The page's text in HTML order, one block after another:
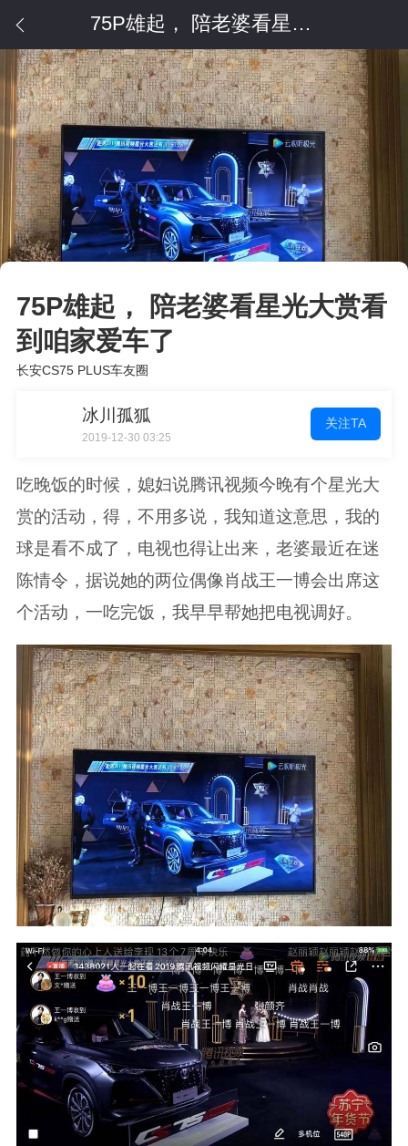
75P雄起， 陪老婆看星光大赏看到咱家爱车了
75P雄起， 陪老婆看星光大赏看
到咱家爱车了
长安CS75 PLUS车友圈
冰川孤狐
2019-12-30 03:25
关注TA
吃晚饭的时候，媳妇说腾讯视频今晚有个星光大
赏的活动，得，不用多说，我知道这意思，我的
球是看不成了，电视也得让出来，老婆最近在迷
陈情令，据说她的两位偶像肖战王一博会出席这
个活动，一吃完饭，我早早帮她把电视调好。